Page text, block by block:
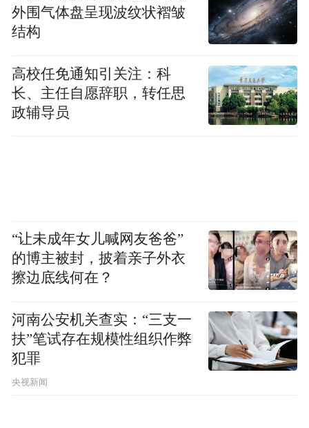
外围气体盘呈现波纹状褶皱
结构
高校任免通知引关注：科
长、主任自愿辞职，转任思
政辅导员
“让未成年女儿喊网友爸爸”
的博主被封，披着亲子外衣
擦边底线何在？
河南公安机关查实：“三支一
扶”笔试存在规模性组织作弊
犯罪
央视新闻